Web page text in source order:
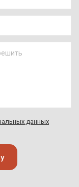
данных